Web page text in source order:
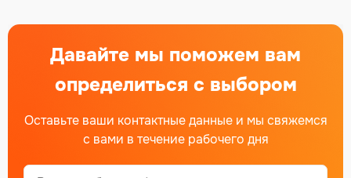
Давайте мы поможем вам
определиться с выбором
Оставьте ваши контактные данные и мы свяжемся
с вами в течение рабочего дня